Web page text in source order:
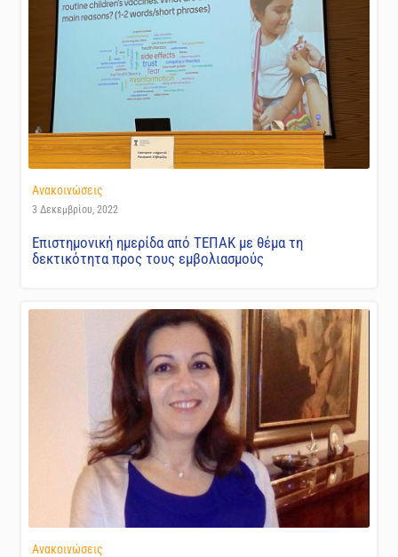
Ανακοινώσεις
3 Δεκεμβρίου, 2022
Επιστημονική ημερίδα από ΤΕΠΑΚ με θέμα τη
δεκτικότητα προς τους εμβολιασμούς
Ανακοινώσεις